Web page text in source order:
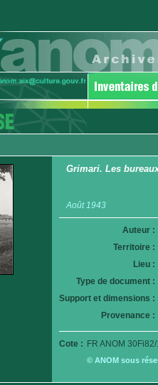
Grimari. Les
Août 1943
Auteur :
Territoire :
Lieu :
Type de document :
Support et dimensions :
Provenance :
Cote : FR ANOM
© ANOM sous